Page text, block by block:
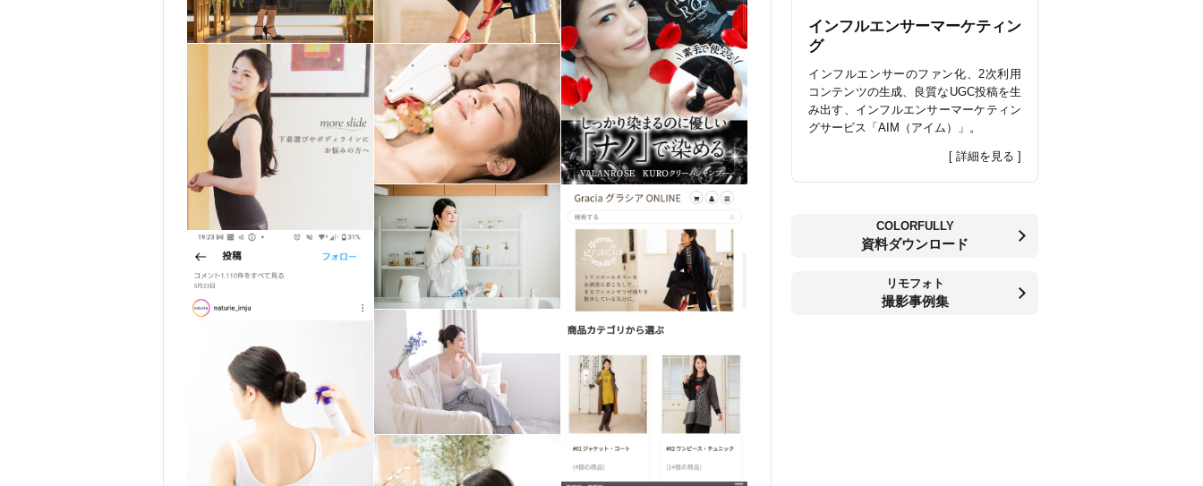
インフルエンサーマーケティン
グ
インフルエンサーのファン化、2次利用
コンテンツの生成、良質なUGC投稿を生
み出す、インフルエンサーマーケティン
グサービス「AIM（アイム）」。
[ 詳細を見る ]
COLORFULLY
資料ダウンロード
リモフォト
撮影事例集